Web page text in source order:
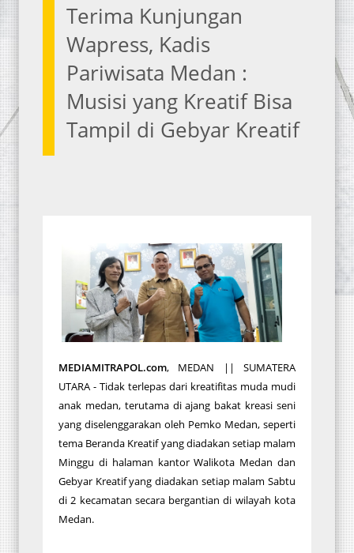
Terima Kunjungan
Wapress, Kadis
Pariwisata Medan :
Musisi yang Kreatif Bisa
Tampil di Gebyar Kreatif
MEDIAMITRAPOL.com, MEDAN || SUMATERA
UTARA - Tidak terlepas dari kreatifitas muda mudi
anak medan, terutama di ajang bakat kreasi seni
yang diselenggarakan oleh Pemko Medan, seperti
tema Beranda Kreatif yang diadakan setiap malam
Minggu di halaman kantor Walikota Medan dan
Gebyar Kreatif yang diadakan setiap malam Sabtu
di 2 kecamatan secara bergantian di wilayah kota
Medan.